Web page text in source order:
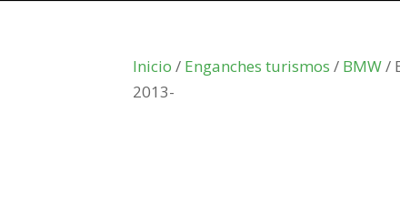
Inicio / Enganches turismos / BMW/
2013-